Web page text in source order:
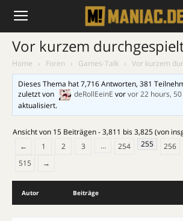
Vor kurzem
Home › Foren › Games-Talk › Vor kurzem
Dieses Thema hat 7,716 Antworten, 381
zuletzt von
deRollEeinE vorvor 22 hours,
aktualisiert.
Ansicht von 15 Beiträgen - 3,811 bis 3,825 (von
←
1 2 3 … 254 255 256
515
→
Autor Beiträge